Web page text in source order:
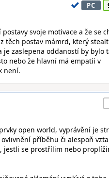
PC
svoje motivace a že se
těch postav mámrd, který
zaslepena oddaností by bylo
nebo že hlavní má empatii v
není.
open world, vyprávění je
příběhu či alespoň
jestli se prostřílim nebo